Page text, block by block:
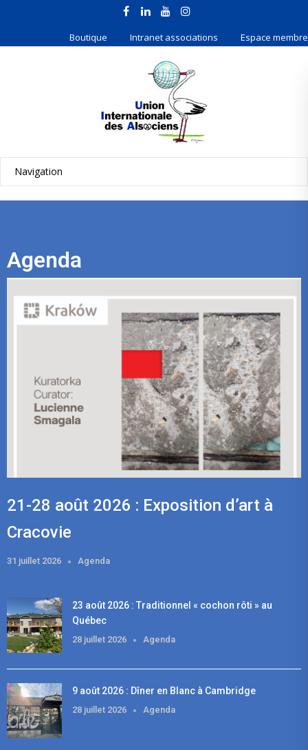
Boutique Intranet associations Espace membre
Agenda
21-28 août 2026 : Exposition d’art à
Cracovie
31 juillet 2026 Agenda
23 août 2026 : Traditionnel « cochon rôti » au
Québec
28 juillet 2026 Agenda
9 août 2026 : Dîner en Blanc à Cambridge
28 juillet 2026 Agenda